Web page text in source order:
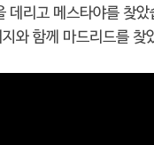
데리고 메스타야를 찾
와 함께 마드리드를 찾